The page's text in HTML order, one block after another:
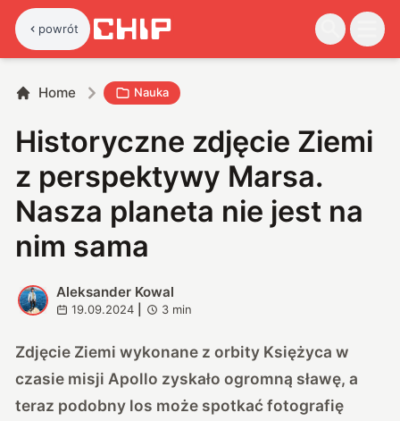
powrót
Home Nauka
Historyczne zdjęcie Ziemi
z perspektywy Marsa.
Nasza planeta nie jest na
nim sama
A
Aleksander Kowal
19.09.2024 3 min
Zdjęcie Ziemi wykonane z orbity Księżyca w
czasie misji Apollo zyskało ogromną sławę, a
teraz podobny los może spotkać fotografię